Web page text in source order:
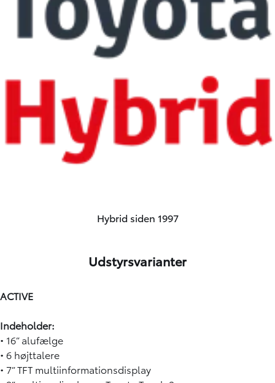
Hybrid siden 1997
Udstyrsvarianter
ACTIVE
Indeholder:
• 16” alufælge
• 6 højttalere
• 7” TFT multiinformationsdisplay